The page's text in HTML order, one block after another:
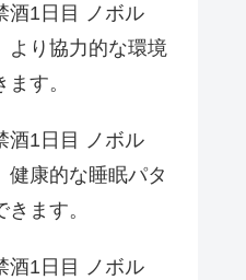
酒1日目 ノボル
より協力的な環境
す。
酒1日目 ノボル
健康的な睡眠パタ
ます。
酒1日目 ノボル